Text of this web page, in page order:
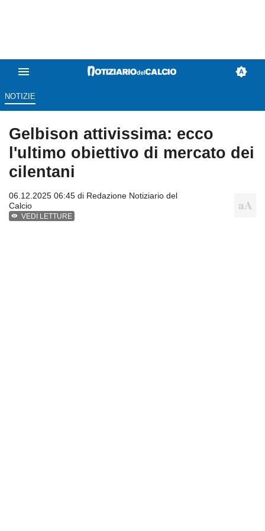
NOTIZIE
Gelbison attivissima: ecco
l'ultimo obiettivo di mercato dei
cilentani
06.12.2025 06:45 di Redazione Notiziario del
Calcio
VEDI LETTURE